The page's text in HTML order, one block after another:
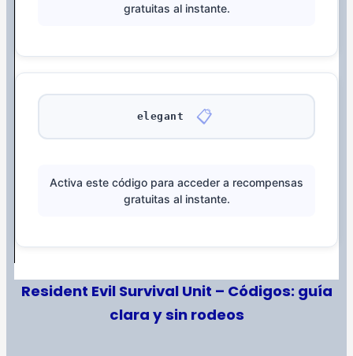
gratuitas al instante.
elegant 📋
Activa este código para acceder a recompensas
gratuitas al instante.
Resident Evil Survival Unit – Códigos: guía
clara y sin rodeos